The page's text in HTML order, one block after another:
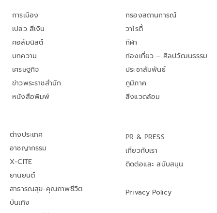
การเมือง
เปลว สีเงิน
คอลัมนิสต์
บทความ
เศรษฐกิจ
ข่าวพระราชสำนัก
หนังสือพิมพ์
กรองสถานการณ์
วาไรตี้
กีฬา
ท่องเที่ยว – ศิลปวัฒนธรรม
ประชาสัมพันธ์
ภูมิภาค
สิ่งแวดล้อม
ต่างประเทศ
อาชญากรรม
X-CITE
ยานยนต์
สาธารณสุข-คุณภาพชีวิต
บันเทิง
PR & PRESS
เกี่ยวกับเรา
ติดต่อและ สนับสนุน
Privacy Policy